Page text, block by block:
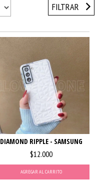
FILTRAR
DIAMOND RIPPLE - SAMSUNG
$12.000
AGREGAR AL CARRITO